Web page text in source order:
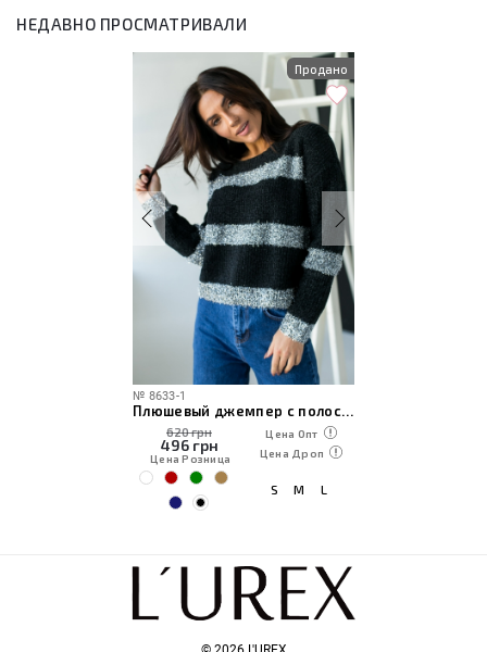
НЕДАВНО ПРОСМАТРИВАЛИ
Продано
№ 8633-1
Плюшевый джемпер с полосками люрекс травка
620 грн
496грн
Цена Розница
Цена Опт
Цена Дроп
S M L